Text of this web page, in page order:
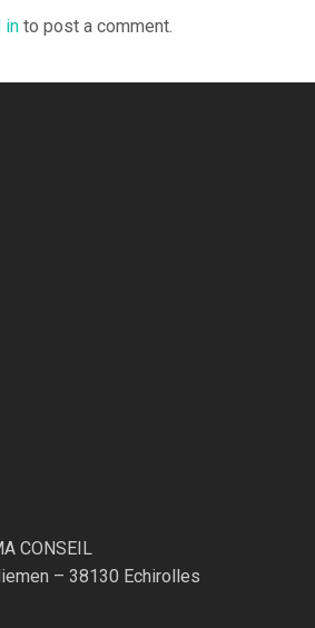
into post a comment.
CONSEIL
– 38130 Echirolles